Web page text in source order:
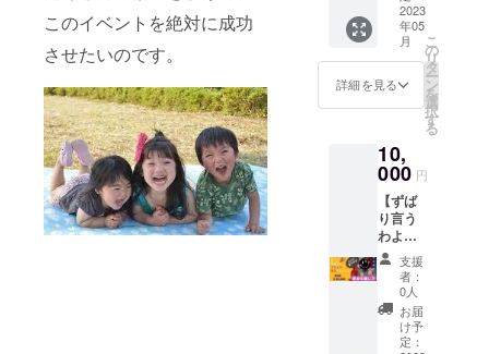
このイベントを絶対に成功
させたいのです。
産、著
作権は
提供・
施行責
任者に
✼••┈┈••
✼••┈┈••
✼••┈┈••
✼
主催・
運営
nakajuk
u hisae
・サー
果効能
は、個
人の体
感であ
り 全て
を保証
するも
のでは
ありま
せん。
画像や
知的財
に関す
る効果
効能
は、個
人の体
感であ
り 全て
するも
のでは
ありま
せん。
画像や
知的財
産、著
作権は
提供・
施行責
任者に
帰属し
わから
い・・
●自分を
ご機嫌
にした
い ●ど
分も愛
して、
周りか
らも愛
された
い人
費
用：
5,000円
／60分
（Zoom
で実
ス内容
に関す
る効果
効能
人の体
感であ
を保証
するも
のでは
ありま
せん。
画像や
知的財
産、著
作権は
提供・
施行責
任者に
(zoom
） ☆時
間：
分程 ☆
実施
メール
にて日
時を調
整させ
ていた
だきま
す。 ※
基本的
には
zoomに
て行い
ます。
✼ 《リ
ターン
提供・
施行責
任者》
加 ・
サービ
ス内容
に関す
る効果
効能
は、個
人の体
感であ
り 全て
を保証
するも
崎ト
ミーが
開催し
ます。
胎内記
だけで
はなく
人生や
生き方
のお話
もたく
さん
入って
います♪
＜日程
＞ 2023
年5月12
分)。 生
年月日
からあ
なたに
宿る日
本の神
に祀ら
れる八
百万の
神様)を
統計学
から導
きま
す。 守
護神を
知るこ
とで今
世の使
2023
年05
月
詳細を見る
こ
の
リ
タ
ー
ン
を
選
択
す
る
10,
000 円
【ずば
り言う
わよ！
辛口ブ
ラック
とお
ちゃん
の相談
室】 90
支援
者：
0人
お届
け予
定：